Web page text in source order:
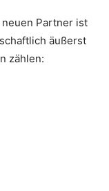
neuen Partner ist
äußerst
zählen: